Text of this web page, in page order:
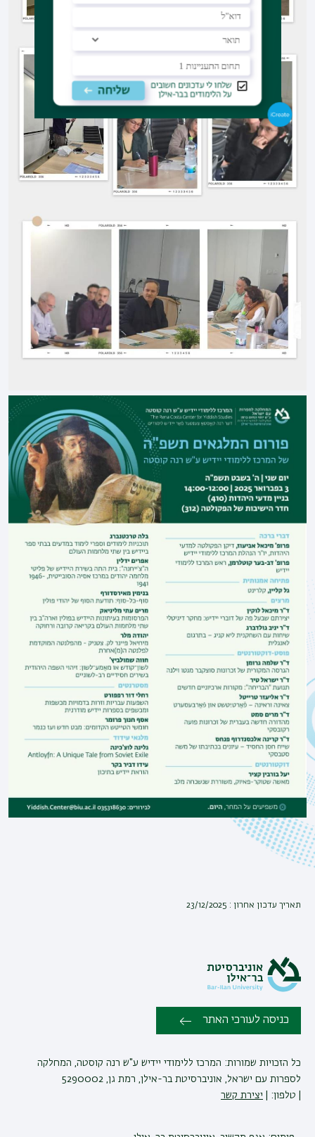
תאריך עדכון אחרון : 23/12/2025
כניסה לעורכי האתר
כל הזכויות שמורות: המרכז ללימודי יידיש ע"ש רנה קוסטה, המחלקה
לספרות עם ישראל, אוניברסיטת בר-אילן, רמת גן, 5290002
| טלפון: |
יצירת קשר